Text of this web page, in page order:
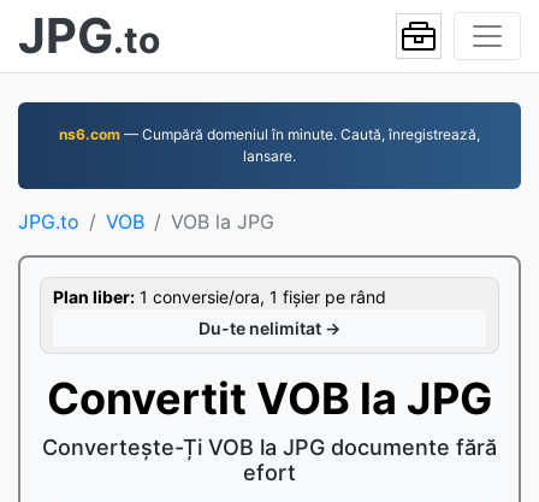
JPG.to
ns6.com — Cumpără domeniul în minute. Caută, înregistrează,
lansare.
JPG.to VOB VOB la JPG
Plan liber: 1 conversie/ora, 1 fișier pe rând
Du-te nelimitat →
Convertit VOB la JPG
Convertește-Ți VOB la JPG documente fără
efort